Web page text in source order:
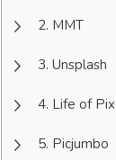
MMT
Unsplash
Life of Pix
Picjumbo